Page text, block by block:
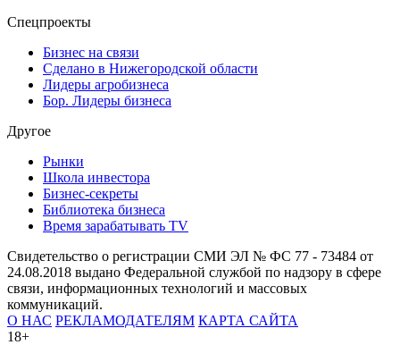
Спецпроекты
Бизнес на связи
Сделано в Нижегородской области
Лидеры агробизнеса
Бор. Лидеры бизнеса
Другое
Рынки
Школа инвестора
Бизнес-секреты
Библиотека бизнеса
Время зарабатывать TV
Свидетельство о регистрации СМИ ЭЛ № ФС 77 - 73484 от
24.08.2018 выдано Федеральной службой по надзору в сфере
связи, информационных технологий и массовых
коммуникаций.
О НАС РЕКЛАМОДАТЕЛЯМ КАРТА САЙТА
18+